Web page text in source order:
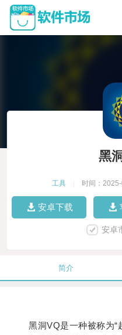
黑
工具 时间：
安卓下载
安卓
简介
黑洞VQ是一种被称为“超